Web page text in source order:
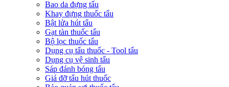
Bao da đựng tẩu
Khay đựng thuốc tẩu
Bật lửa hút tẩu
Gạt tàn thuốc tẩu
Bộ lọc thuốc tẩu
Dụng cụ tẩu thuốc - Tool tẩu
Dụng cụ vệ sinh tẩu
Sáp đánh bóng tẩu
Giá đỡ tẩu hút thuốc